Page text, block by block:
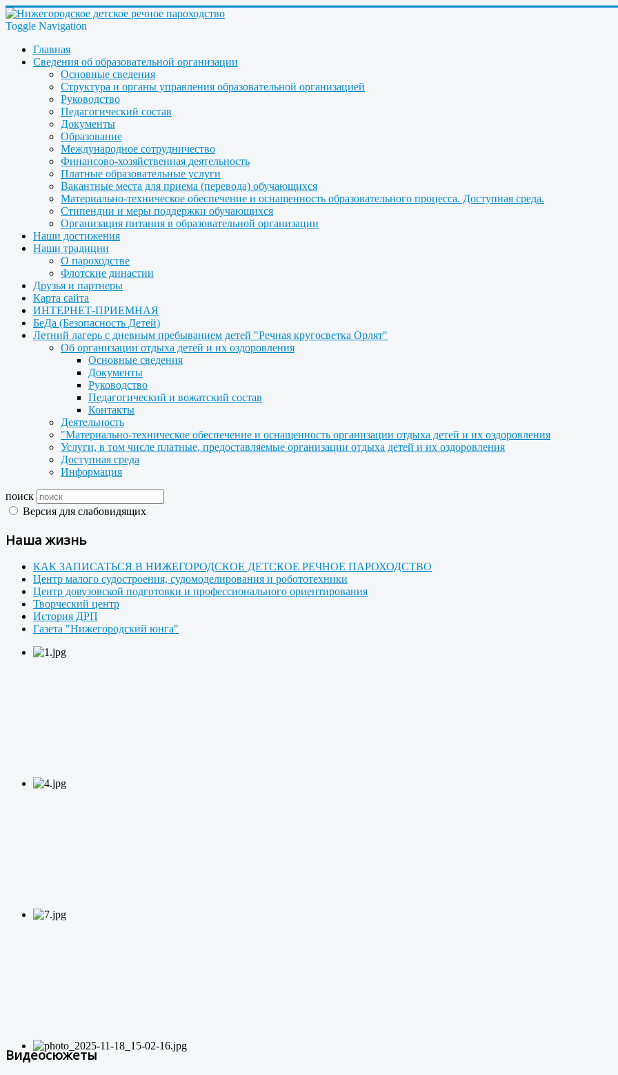
Toggle Navigation
Главная
Сведения об образовательной организации
Основные сведения
Структура и органы управления образовательной организацией
Руководство
Педагогический состав
Документы
Образование
Международное сотрудничество
Финансово-хозяйственная деятельность
Платные образовательные услуги
Вакантные места для приема (перевода) обучающихся
Материально-техническое обеспечение и оснащенность образовательного процесса. Доступная среда.
Стипендии и меры поддержки обучающихся
Организация питания в образовательной организации
Наши достижения
Наши традиции
О пароходстве
Флотские династии
Друзья и партнеры
Карта сайта
ИНТЕРНЕТ-ПРИЕМНАЯ
БеДа (Безопасность Детей)
Летний лагерь с дневным пребыванием детей "Речная кругосветка Орлят"
Об организации отдыха детей и их оздоровления
Основные сведения
Документы
Руководство
Педагогический и вожатский состав
Контакты
Деятельность
"Материально-техническое обеспечение и оснащенность организации отдыха детей и их оздоровления
Услуги, в том числе платные, предоставляемые организации отдыха детей и их оздоровления
Доступная среда
Информация
поиск
Версия для слабовидящих
Наша жизнь
КАК ЗАПИСАТЬСЯ В НИЖЕГОРОДСКОЕ ДЕТСКОЕ РЕЧНОЕ ПАРОХОДСТВО
Центр малого судостроения, судомоделирования и робототехники
Центр довузовской подготовки и профессионального ориентирования
Творческий центр
История ДРП
Газета "Нижегородский юнга"
Видеосюжеты